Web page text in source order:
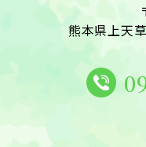
熊本県上天